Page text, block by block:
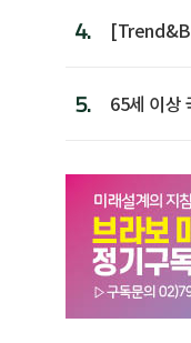
4.
5. 65세 이상